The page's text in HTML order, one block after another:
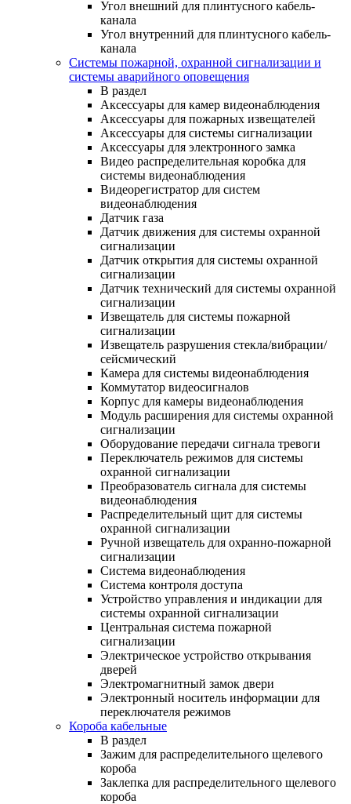
Угол внешний для плинтусного кабель-
канала
Угол внутренний для плинтусного кабель-
канала
Системы пожарной, охранной сигнализации и
системы аварийного оповещения
В раздел
Аксессуары для камер видеонаблюдения
Аксессуары для пожарных извещателей
Аксессуары для системы сигнализации
Аксессуары для электронного замка
Видео распределительная коробка для
системы видеонаблюдения
Видеорегистратор для систем
видеонаблюдения
Датчик газа
Датчик движения для системы охранной
сигнализации
Датчик открытия для системы охранной
сигнализации
Датчик технический для системы охранной
сигнализации
Извещатель для системы пожарной
сигнализации
Извещатель разрушения стекла/вибрации/
сейсмический
Камера для системы видеонаблюдения
Коммутатор видеосигналов
Корпус для камеры видеонаблюдения
Модуль расширения для системы охранной
сигнализации
Оборудование передачи сигнала тревоги
Переключатель режимов для системы
охранной сигнализации
Преобразователь сигнала для системы
видеонаблюдения
Распределительный щит для системы
охранной сигнализации
Ручной извещатель для охранно-пожарной
сигнализации
Система видеонаблюдения
Система контроля доступа
Устройство управления и индикации для
системы охранной сигнализации
Центральная система пожарной
сигнализации
Электрическое устройство открывания
дверей
Электромагнитный замок двери
Электронный носитель информации для
переключателя режимов
Короба кабельные
В раздел
Зажим для распределительного щелевого
короба
Заклепка для распределительного щелевого
короба